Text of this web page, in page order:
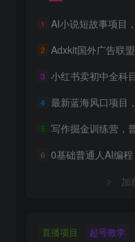
1 AI小说短故事项目，大佬亲测月入1-3W，零基础
2 Adxkit国外广告联盟系统，一天上
3 小红书卖初中全科目资料
4 最新蓝海风口项目，抖音漫剧，0
5 写作掘金训练营，普通人如何依靠写作过上
6 0基础普通人AI编程，不用手写一行代码，
加
直播项目 起号教学